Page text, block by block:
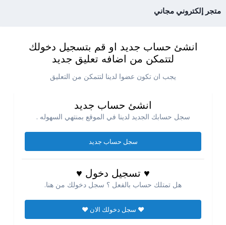
متجر إلكتروني مجاني
انشئ حساب جديد او قم بتسجيل دخولك
لتتمكن من اضافه تعليق جديد
يجب ان تكون عضوا لدينا لتتمكن من التعليق
انشئ حساب جديد
سجل حسابك الجديد لدينا في الموقع بمنتهي السهوله .
سجل حساب جديد
♥ تسجيل دخول ♥
هل تمتلك حساب بالفعل ؟ سجل دخولك من هنا.
♥ سجل دخولك الان ♥